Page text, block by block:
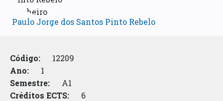
Paulo Jorge dos Santos Pinto Rebelo
Código:
12209
Ano:
1
Semestre:
A1
Créditos ECTS:
6